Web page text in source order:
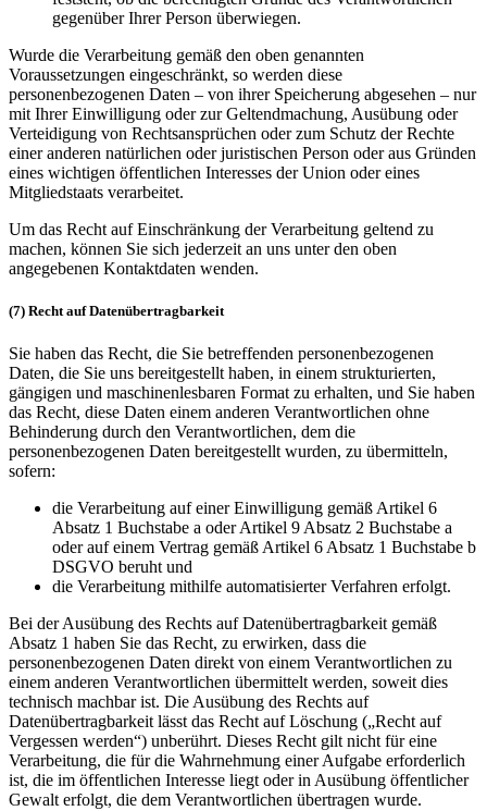
gegenüber Ihrer Person überwiegen.
Wurde die Verarbeitung gemäß den oben genannten
Voraussetzungen eingeschränkt, so werden diese
personenbezogenen Daten – von ihrer Speicherung abgesehen – nur
mit Ihrer Einwilligung oder zur Geltendmachung, Ausübung oder
Verteidigung von Rechtsansprüchen oder zum Schutz der Rechte
einer anderen natürlichen oder juristischen Person oder aus Gründen
eines wichtigen öffentlichen Interesses der Union oder eines
Mitgliedstaats verarbeitet.
Um das Recht auf Einschränkung der Verarbeitung geltend zu
machen, können Sie sich jederzeit an uns unter den oben
angegebenen Kontaktdaten wenden.
(7) Recht auf Datenübertragbarkeit
Sie haben das Recht, die Sie betreffenden personenbezogenen
Daten, die Sie uns bereitgestellt haben, in einem strukturierten,
gängigen und maschinenlesbaren Format zu erhalten, und Sie haben
das Recht, diese Daten einem anderen Verantwortlichen ohne
Behinderung durch den Verantwortlichen, dem die
personenbezogenen Daten bereitgestellt wurden, zu übermitteln,
sofern:
die Verarbeitung auf einer Einwilligung gemäß Artikel 6
Absatz 1 Buchstabe a oder Artikel 9 Absatz 2 Buchstabe a
oder auf einem Vertrag gemäß Artikel 6 Absatz 1 Buchstabe b
DSGVO beruht und
die Verarbeitung mithilfe automatisierter Verfahren erfolgt.
Bei der Ausübung des Rechts auf Datenübertragbarkeit gemäß
Absatz 1 haben Sie das Recht, zu erwirken, dass die
personenbezogenen Daten direkt von einem Verantwortlichen zu
einem anderen Verantwortlichen übermittelt werden, soweit dies
technisch machbar ist. Die Ausübung des Rechts auf
Datenübertragbarkeit lässt das Recht auf Löschung („Recht auf
Vergessen werden“) unberührt. Dieses Recht gilt nicht für eine
Verarbeitung, die für die Wahrnehmung einer Aufgabe erforderlich
ist, die im öffentlichen Interesse liegt oder in Ausübung öffentlicher
Gewalt erfolgt, die dem Verantwortlichen übertragen wurde.